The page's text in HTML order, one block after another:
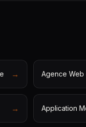
→ Agence Web
→ Application